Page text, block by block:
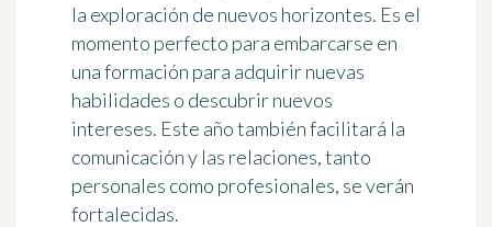
la exploración de nuevos horizontes. Es el
momento perfecto para embarcarse en
una formación para adquirir nuevas
habilidades o descubrir nuevos
intereses. Este año también facilitará la
comunicación y las relaciones, tanto
personales como profesionales, se verán
fortalecidas.